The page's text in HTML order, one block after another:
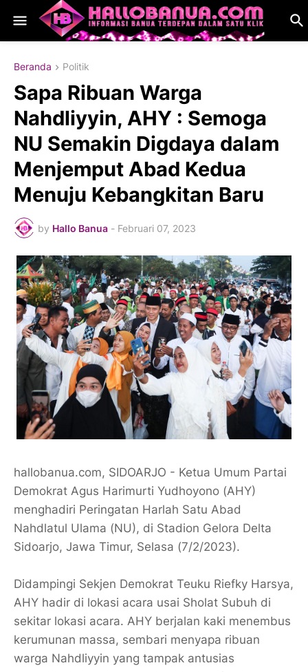
Beranda Politik
Sapa Ribuan Warga
Nahdliyyin, AHY : Semoga
NU Semakin Digdaya dalam
Menjemput Abad Kedua
Menuju Kebangkitan Baru
by Hallo Banua - Februari 07, 2023
hallobanua.com, SIDOARJO - Ketua Umum Partai
Demokrat Agus Harimurti Yudhoyono (AHY)
menghadiri Peringatan Harlah Satu Abad
Nahdlatul Ulama (NU), di Stadion Gelora Delta
Sidoarjo, Jawa Timur, Selasa (7/2/2023).
Didampingi Sekjen Demokrat Teuku Riefky Harsya,
AHY hadir di lokasi acara usai Sholat Subuh di
sekitar lokasi acara. AHY berjalan kaki menembus
kerumunan massa, sembari menyapa ribuan
warga Nahdliyyin yang tampak antusias